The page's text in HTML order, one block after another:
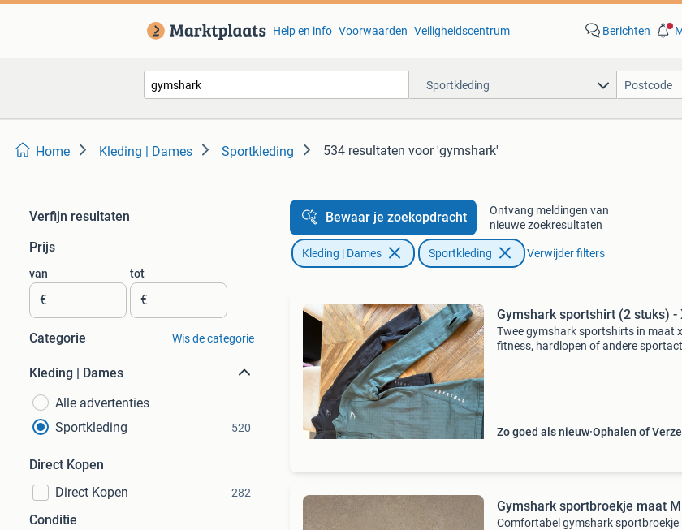
Help en info Voorwaarden Veiligheidscentrum Berichten
Sportkleding
Home Kleding | Dames Sportkleding 534 resultaten voor 'gymshark'
Verfijn resultaten
Prijs
van
€
tot
€
Categorie Wis de categorie
Kleding | Dames
Alle advertenties
Sportkleding
520
Direct Kopen
Direct Kopen
282
Conditie
Bewaar je zoekopdracht
Ontvang meldingen van
nieuwe zoekresultaten
Kleding | Dames Sportkleding Verwijder filters
Gymshark sportshirt (2 stuks) -
Twee gymshark sportshirts in maat
fitness, hardlopen of andere
Zo goed als nieuw Ophalen of
Gymshark sportbroekje maat M
Comfortabel gymshark sportbroekje